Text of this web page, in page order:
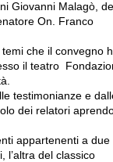
Giovanni Malagò,
On. Franco
temi che il convegno
il teatro
testimonianze e
dei relatori
appartenenti a due
l’altra del classico